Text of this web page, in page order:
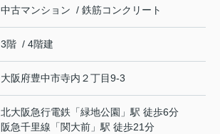
中古マンション / 鉄筋コンクリート
3階 / 4階建
大阪府豊中市寺内 ２丁目9-3
北大阪急行電鉄 「緑地公園 」駅 徒歩6分
阪急千里線 「関大前 」駅 徒歩21分